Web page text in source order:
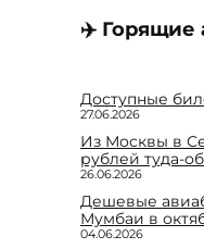
✈️ Горящие
Доступные
27.06.2026
Из Москвы в
рублей туда-
26.06.2026
Дешевые
Мумбаи в
04.06.2026